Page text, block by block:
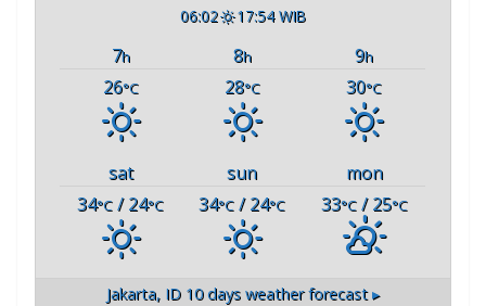
06:02 17:54 WIB
7h 8h 9h
26°C 28°C 30°C
sat sun
mon
34°C / 24°C 34°C / 24°C 33°C/ 25°C
Jakarta, ID 10 days weather forecast ▸